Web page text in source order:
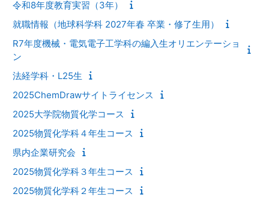
令和8年度教育実習（3年）
就職情報（地球科学科 2027年春 卒業・修了生用）
R7年度機械・電気電子工学科の編入生オリエンテーショ
ン
法経学科・L25生
2025ChemDrawサイトライセンス
2025大学院物質化学コース
2025物質化学科４年生コース
県内企業研究会
2025物質化学科３年生コース
2025物質化学科２年生コース